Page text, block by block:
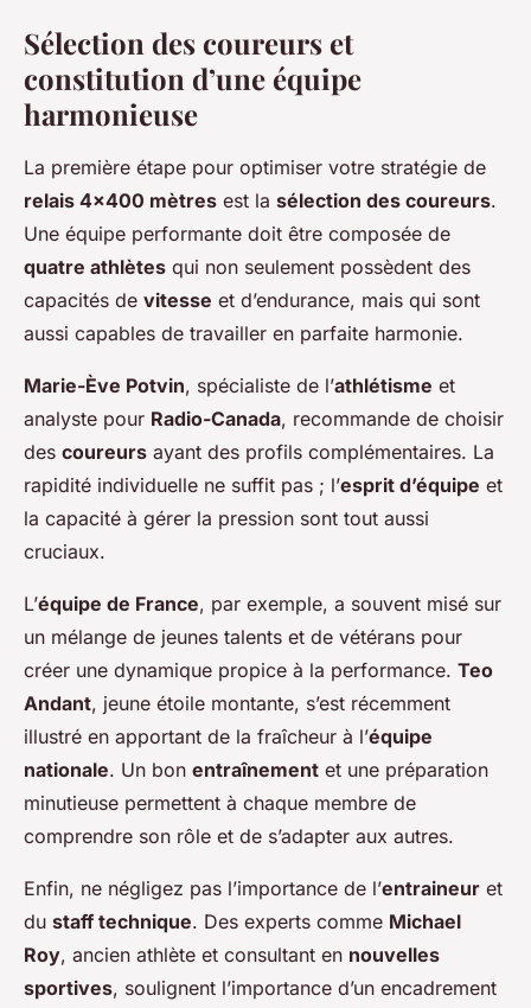
Sélection des coureurs et
constitution d’une équipe
harmonieuse
La première étape pour optimiser votre stratégie de
relais 4×400 mètres est la sélection des coureurs.
Une équipe performante doit être composée de
quatre athlètes qui non seulement possèdent des
capacités de vitesse et d’endurance, mais qui sont
aussi capables de travailler en parfaite harmonie.
Marie-Ève Potvin, spécialiste de l’athlétisme et
analyste pour Radio-Canada, recommande de choisir
des coureurs ayant des profils complémentaires. La
rapidité individuelle ne suffit pas ; l’esprit d’équipe et
la capacité à gérer la pression sont tout aussi
cruciaux.
L’équipe de France, par exemple, a souvent misé sur
un mélange de jeunes talents et de vétérans pour
créer une dynamique propice à la performance. Teo
Andant, jeune étoile montante, s’est récemment
illustré en apportant de la fraîcheur à l’équipe
nationale. Un bon entraînement et une préparation
minutieuse permettent à chaque membre de
comprendre son rôle et de s’adapter aux autres.
Enfin, ne négligez pas l’importance de l’entraineur et
du staff technique. Des experts comme Michael
Roy, ancien athlète et consultant en nouvelles
sportives, soulignent l’importance d’un encadrement